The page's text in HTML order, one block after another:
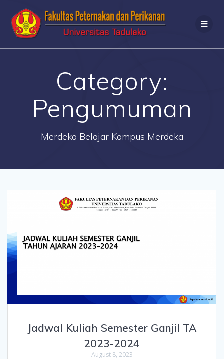
Category:
Pengumuman
Merdeka Belajar Kampus Merdeka
Jadwal Kuliah Semester Ganjil TA
2023-2024
August 8, 2023